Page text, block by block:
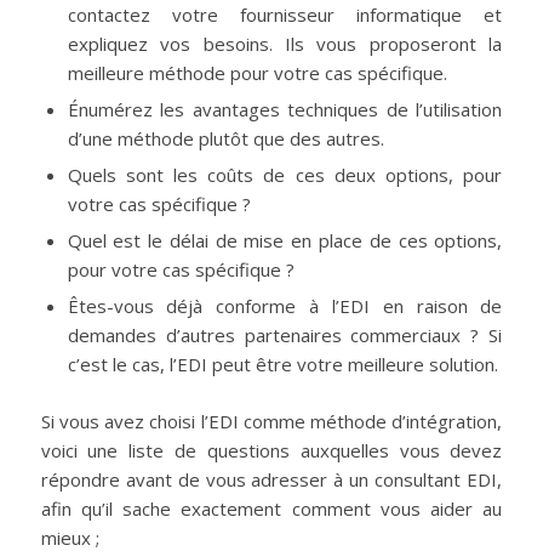
contactez votre fournisseur informatique et
expliquez vos besoins. Ils vous proposeront la
meilleure méthode pour votre cas spécifique.
Énumérez les avantages techniques de l’utilisation
d’une méthode plutôt que des autres.
Quels sont les coûts de ces deux options, pour
votre cas spécifique ?
Quel est le délai de mise en place de ces options,
pour votre cas spécifique ?
Êtes-vous déjà conforme à l’EDI en raison de
demandes d’autres partenaires commerciaux ? Si
c’est le cas, l’EDI peut être votre meilleure solution.
Si vous avez choisi l’EDI comme méthode d’intégration,
voici une liste de questions auxquelles vous devez
répondre avant de vous adresser à un consultant EDI,
afin qu’il sache exactement comment vous aider au
mieux ;